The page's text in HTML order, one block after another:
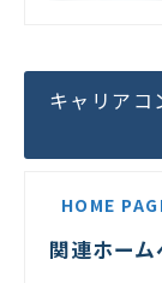
キャリアコ
HOME
関連ホー